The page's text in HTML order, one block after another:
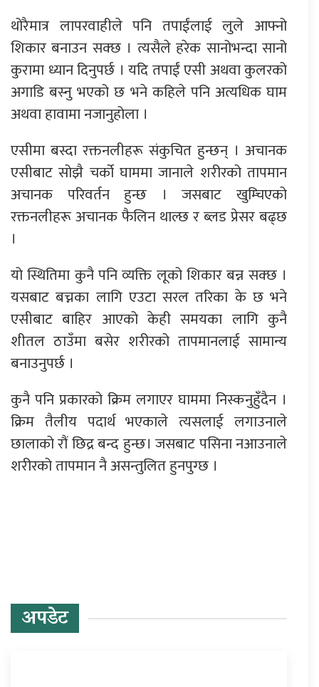
थोरैमात्र लापरवाहीले पनि तपाईंलाई लुले आफ्नो
शिकार बनाउन सक्छ । त्यसैले हरेक सानोभन्दा सानो
कुरामा ध्यान दिनुपर्छ । यदि तपाईं एसी अथवा कुलरको
अगाडि बस्नु भएको छ भने कहिले पनि अत्यधिक घाम
अथवा हावामा नजानुहोला ।
एसीमा बस्दा रक्तनलीहरू संकुचित हुन्छन् । अचानक
एसीबाट सोझै चर्को घाममा जानाले शरीरको तापमान
अचानक परिवर्तन हुन्छ । जसबाट खुम्चिएको
रक्तनलीहरू अचानक फैलिन थाल्छ र ब्लड प्रेसर बढ्छ
।
यो स्थितिमा कुनै पनि व्यक्ति लूको शिकार बन्न सक्छ ।
यसबाट बच्नका लागि एउटा सरल तरिका के छ भने
एसीबाट बाहिर आएको केही समयका लागि कुनै
शीतल ठाउँमा बसेर शरीरको तापमानलाई सामान्य
बनाउनुपर्छ ।
कुनै पनि प्रकारको क्रिम लगाएर घाममा निस्कनुहुँदैन ।
क्रिम तैलीय पदार्थ भएकाले त्यसलाई लगाउनाले
छालाको रौं छिद्र बन्द हुन्छ। जसबाट पसिना नआउनाले
शरीरको तापमान नै असन्तुलित हुनपुग्छ ।
अपडेट